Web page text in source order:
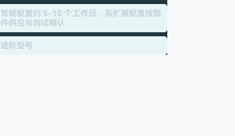
常规配置约 5-10 个工作日，高扩展配置按部
件供应与测试确认
进阶型号